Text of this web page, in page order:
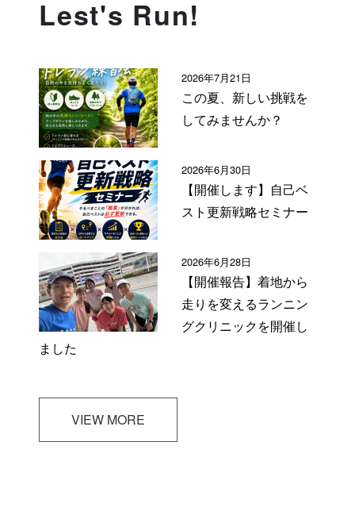
Lest's Run!
2026年7月21日
この夏、新しい挑戦を
してみませんか？
2026年6月30日
【開催します】自己ベ
スト更新戦略セミナー
2026年6月28日
【開催報告】着地から
走りを変えるランニン
グクリニックを開催し
ました
VIEW MORE